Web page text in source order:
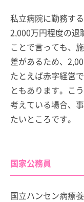
私立病院に勤務す
2,000万円程度の退
ことで言っても、
差があるため、
たとえば赤字経営
ともあります。こ
考えている場合、
たいところです。
国家公務員
国立ハンセン病療